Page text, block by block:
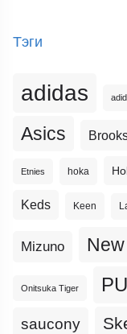
Тэги
adidas
Asics
Etnies hoka
Keds Keen
Mizuno
Onitsuka Tiger
saucony